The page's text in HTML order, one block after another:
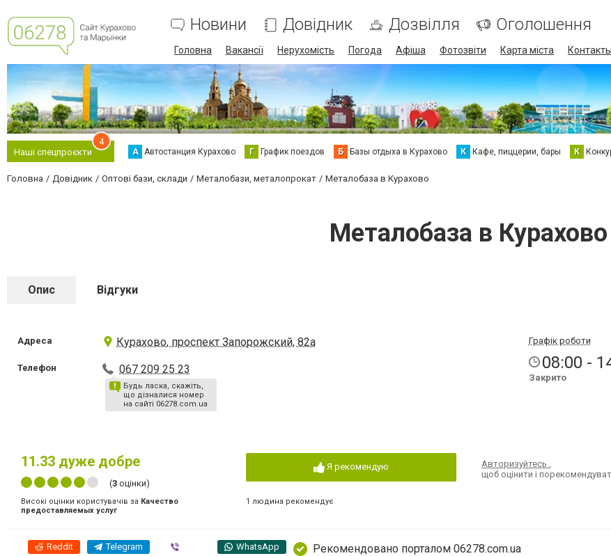
Новини Довідник Дозвілля Оголошення
Головна Вакансії Нерухомість Погода Афіша Фотозвіти Карта міста
Наші спецпроєкти
4
А Автостанция Курахово Г График поездов Б Базы отдыха в Курахово К Кафе, пиццерии, бары К
Головна Довідник Оптові бази, склади Металобази, металопрокат Металобаза в Курахово
Металобаза в Курахово
Опис Відгуки
Адреса Курахово, проспект Запорожский, 82а
Телефон 067 209 25 23
Будь ласка, скажіть,
що дізналися номер
на сайті 06278.com.ua
Графік роботи
08:00 -
Закрито
11.33 дуже добре
(3 оцінки)
Високі оцінки користувачів за Качество
предоставляемых услуг
Я рекомендую
1 людина рекомендує
Авторизуйтесь,
щоб оцінити і
Reddit Telegram WhatsApp Рекомендовано порталом 06278.com.ua